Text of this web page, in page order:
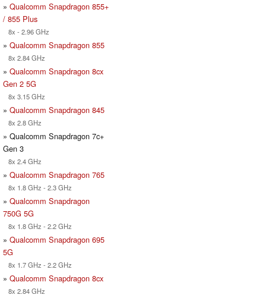
» Qualcomm Snapdragon 855+
/ 855 Plus
8x - 2.96 GHz
» Qualcomm Snapdragon 855
8x 2.84 GHz
» Qualcomm Snapdragon 8cx
Gen 2 5G
8x 3.15 GHz
» Qualcomm Snapdragon 845
8x 2.8 GHz
» Qualcomm Snapdragon 7c+
Gen 3
8x 2.4 GHz
» Qualcomm Snapdragon 765
8x 1.8 GHz - 2.3 GHz
» Qualcomm Snapdragon
750G 5G
8x 1.8 GHz - 2.2 GHz
» Qualcomm Snapdragon 695
5G
8x 1.7 GHz - 2.2 GHz
» Qualcomm Snapdragon 8cx
8x 2.84 GHz